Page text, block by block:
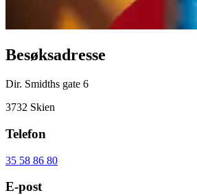
Besøksadresse
Dir. Smidths gate 6
3732 Skien
Telefon
35 58 86 80
E-post